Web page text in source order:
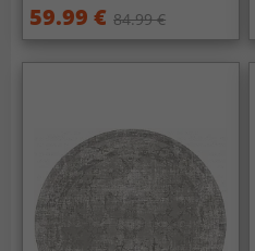
59.99 € 84.99 €